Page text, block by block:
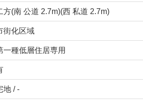
方(南 公道 2.7m)(西 私道 2.7m)
街化区域
一種低層住居専用
地 / -